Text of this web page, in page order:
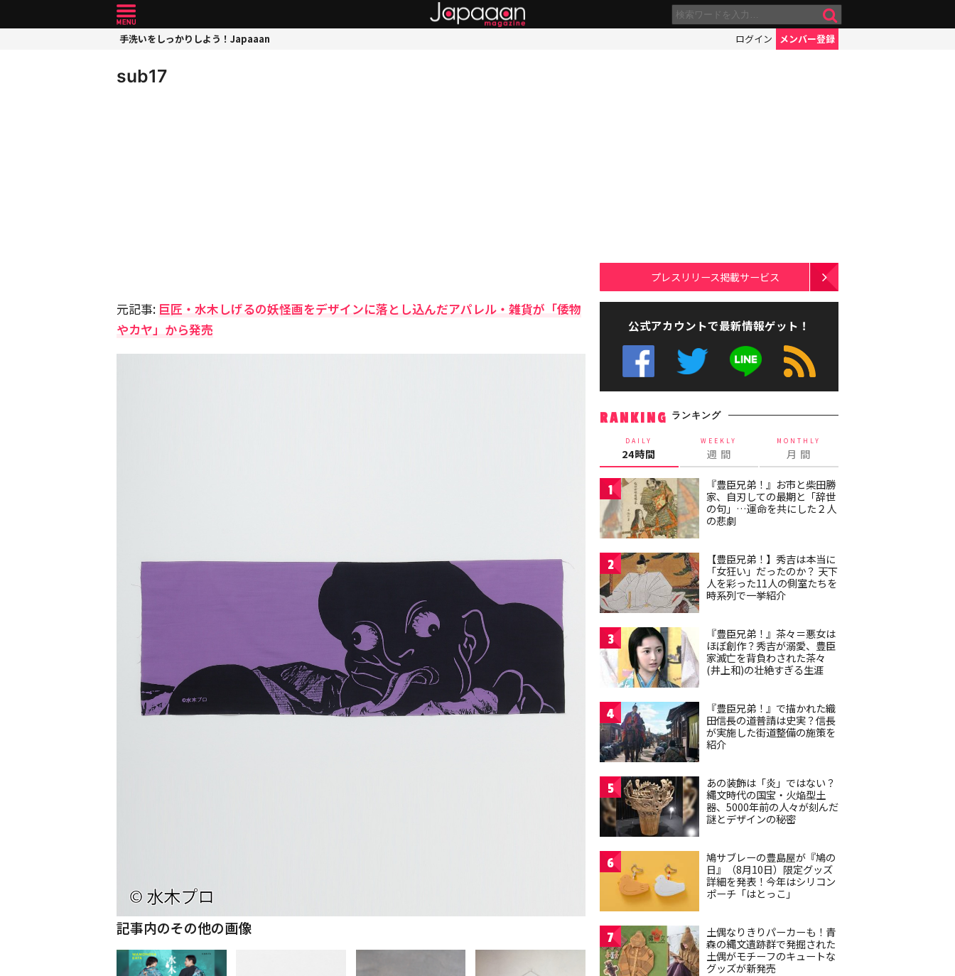
手洗いをしっかりしよう！Japaaan ログイン メンバー登録
sub17
元記事: 巨匠・水木しげるの妖怪画をデザインに落とし込んだアパレル・雑貨が「倭物
やカヤ」から発売
記事内のその他の画像
プレスリリース掲載サービス
公式アカウントで最新情報ゲット！
RANKING ランキング
DAILY
24時間
WEEKLY
週 間
MONTHLY
月 間
1
『豊臣兄弟！』お市と柴田勝
家、自刃しての最期と「辞世
の句」…運命を共にした２人
の悲劇
2
【豊臣兄弟！】秀吉は本当に
「女狂い」だったのか？ 天下
人を彩った11人の側室たちを
時系列で一挙紹介
3
『豊臣兄弟！』茶々＝悪女は
ほぼ創作？秀吉が溺愛、豊臣
家滅亡を背負わされた茶々
(井上和)の壮絶すぎる生涯
4
『豊臣兄弟！』で描かれた織
田信長の道普請は史実？信長
が実施した街道整備の施策を
紹介
5
あの装飾は「炎」ではない？
縄文時代の国宝・火焔型土
器、5000年前の人々が刻んだ
謎とデザインの秘密
6
鳩サブレーの豊島屋が『鳩の
日』（8月10日）限定グッズ
詳細を発表！今年はシリコン
ポーチ「はとっこ」
7
土偶なりきりパーカーも！青
森の縄文遺跡群で発掘された
土偶がモチーフのキュートな
グッズが新発売